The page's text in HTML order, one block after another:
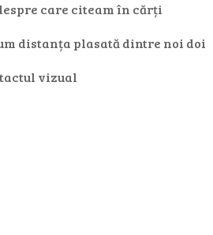
care citeam în cărți
distanța plasată dintre noi doi
vizual